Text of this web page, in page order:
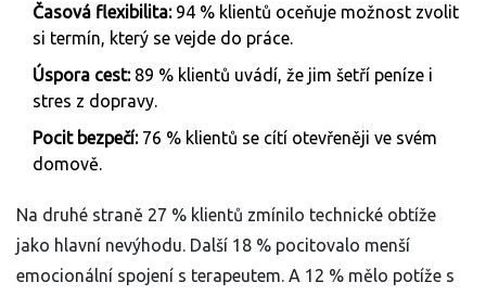
Časová flexibilita:94 % klientů oceňuje možnost zvolit
si termín, který se vejde do práce.
Úspora cest:89 % klientů uvádí, že jim šetří peníze i
stres z dopravy.
Pocit bezpečí:76 % klientů se cítí otevřeněji ve svém
domově.
Na druhé straně 27 % klientů zmínilo technické obtíže
jako hlavní nevýhodu. Další 18 % pocitovalo menší
emocionální spojení s terapeutem. A 12 % mělo potíže s